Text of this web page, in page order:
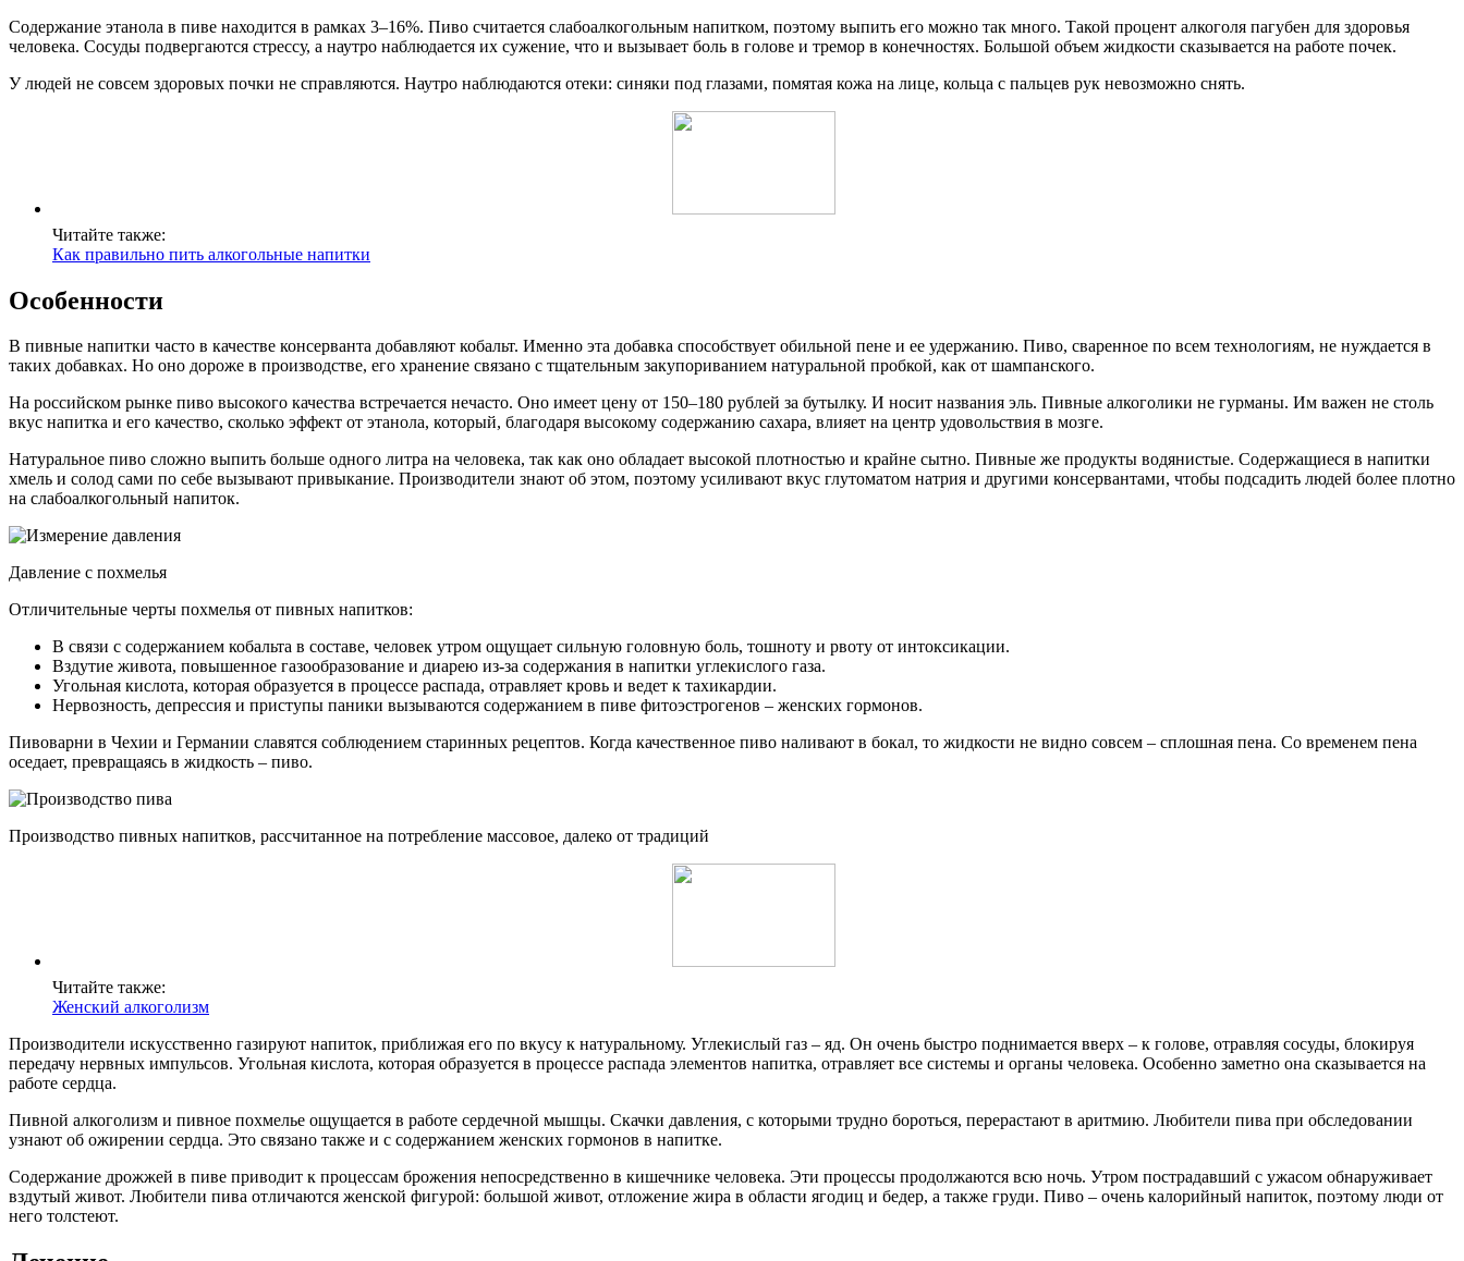
Содержание этанола в пиве находится в рамках 3–16%. Пиво считается слабоалкогольным напитком, поэтому выпить его можно так много. Такой процент алкоголя пагубен для здоровья
человека. Сосуды подвергаются стрессу, а наутро наблюдается их сужение, что и вызывает боль в голове и тремор в конечностях. Большой объем жидкости сказывается на работе почек.
У людей не совсем здоровых почки не справляются. Наутро наблюдаются отеки: синяки под глазами, помятая кожа на лице, кольца с пальцев рук невозможно снять.
Читайте также:
Как правильно пить алкогольные напитки
Особенности
В пивные напитки часто в качестве консерванта добавляют кобальт. Именно эта добавка способствует обильной пене и ее удержанию. Пиво, сваренное по всем технологиям, не нуждается в
таких добавках. Но оно дороже в производстве, его хранение связано с тщательным закупориванием натуральной пробкой, как от шампанского.
На российском рынке пиво высокого качества встречается нечасто. Оно имеет цену от 150–180 рублей за бутылку. И носит названия эль. Пивные алкоголики не гурманы. Им важен не столь
вкус напитка и его качество, сколько эффект от этанола, который, благодаря высокому содержанию сахара, влияет на центр удовольствия в мозге.
Натуральное пиво сложно выпить больше одного литра на человека, так как оно обладает высокой плотностью и крайне сытно. Пивные же продукты водянистые. Содержащиеся в напитки
хмель и солод сами по себе вызывают привыкание. Производители знают об этом, поэтому усиливают вкус глутоматом натрия и другими консервантами, чтобы подсадить людей более плотно
на слабоалкогольный напиток.
Давление с похмелья
Отличительные черты похмелья от пивных напитков:
В связи с содержанием кобальта в составе, человек утром ощущает сильную головную боль, тошноту и рвоту от интоксикации.
Вздутие живота, повышенное газообразование и диарею из-за содержания в напитки углекислого газа.
Угольная кислота, которая образуется в процессе распада, отравляет кровь и ведет к тахикардии.
Нервозность, депрессия и приступы паники вызываются содержанием в пиве фитоэстрогенов – женских гормонов.
Пивоварни в Чехии и Германии славятся соблюдением старинных рецептов. Когда качественное пиво наливают в бокал, то жидкости не видно совсем – сплошная пена. Со временем пена
оседает, превращаясь в жидкость – пиво.
Производство пивных напитков, рассчитанное на потребление массовое, далеко от традиций
Читайте также:
Женский алкоголизм
Производители искусственно газируют напиток, приближая его по вкусу к натуральному. Углекислый газ – яд. Он очень быстро поднимается вверх – к голове, отравляя сосуды, блокируя
передачу нервных импульсов. Угольная кислота, которая образуется в процессе распада элементов напитка, отравляет все системы и органы человека. Особенно заметно она сказывается на
работе сердца.
Пивной алкоголизм и пивное похмелье ощущается в работе сердечной мышцы. Скачки давления, с которыми трудно бороться, перерастают в аритмию. Любители пива при обследовании
узнают об ожирении сердца. Это связано также и с содержанием женских гормонов в напитке.
Содержание дрожжей в пиве приводит к процессам брожения непосредственно в кишечнике человека. Эти процессы продолжаются всю ночь. Утром пострадавший с ужасом обнаруживает
вздутый живот. Любители пива отличаются женской фигурой: большой живот, отложение жира в области ягодиц и бедер, а также груди. Пиво – очень калорийный напиток, поэтому люди от
него толстеют.